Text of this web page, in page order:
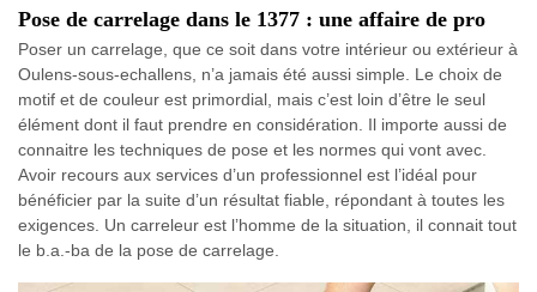
Pose de carrelage dans le 1377 : une affaire de pro
Poser un carrelage, que ce soit dans votre intérieur ou extérieur à
Oulens-sous-echallens, n’a jamais été aussi simple. Le choix de
motif et de couleur est primordial, mais c’est loin d’être le seul
élément dont il faut prendre en considération. Il importe aussi de
connaitre les techniques de pose et les normes qui vont avec.
Avoir recours aux services d’un professionnel est l’idéal pour
bénéficier par la suite d’un résultat fiable, répondant à toutes les
exigences. Un carreleur est l’homme de la situation, il connait tout
le b.a.-ba de la pose de carrelage.